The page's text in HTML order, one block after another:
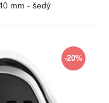
mm - šedý
-20%